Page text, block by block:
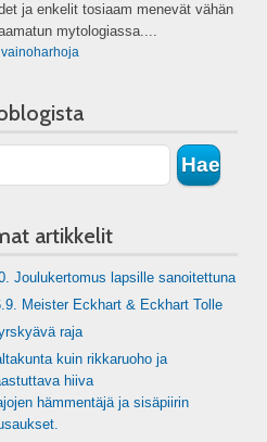
ja enkelit tosiaam menevät vähän
mytologiassa....
artikkelit
Joulukertomus lapsille sanoitettuna
Meister Eckhart & Eckhart Tolle
raja
kuin rikkaruoho ja
hiiva
hämmentäjä ja sisäpiirin